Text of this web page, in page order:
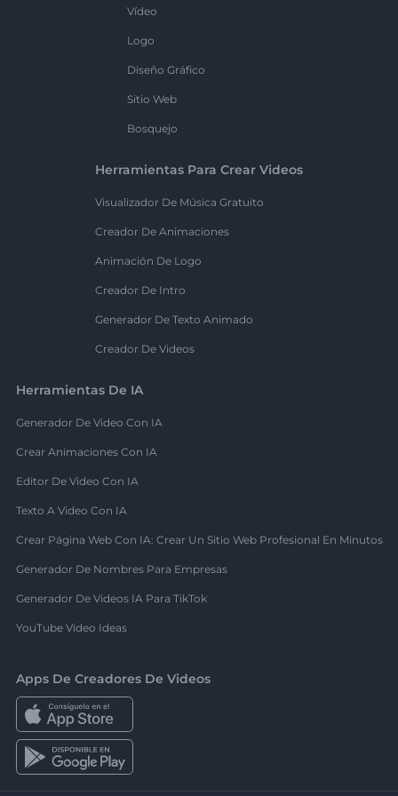
Vídeo
Logo
Diseño Gráfico
Sitio Web
Bosquejo
Herramientas Para Crear Videos
Visualizador De Música Gratuito
Creador De Animaciones
Animación De Logo
Creador De Intro
Generador De Texto Animado
Creador De Videos
Herramientas De IA
Generador De Video Con IA
Crear Animaciones Con IA
Editor De Video Con IA
Texto A Video Con IA
Crear Página Web Con IA: Crear Un Sitio Web Profesional En Minutos
Generador De Nombres Para Empresas
Generador De Videos IA Para TikTok
YouTube Video Ideas
Apps De Creadores De Videos